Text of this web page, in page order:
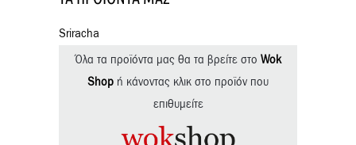
Sriracha
Όλα τα προϊόντα μας θα τα βρείτε στο Wok
Shop ή κάνοντας κλικ στο προϊόν που
επιθυμείτε